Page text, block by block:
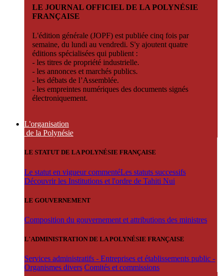
LE JOURNAL OFFICIEL DE LA POLYNÉSIE
FRANÇAISE
L'édition générale (JOPF) est publiée cinq fois par
semaine, du lundi au vendredi. S'y ajoutent quatre
éditions spécialisées qui publient :
- les titres de propriété industrielle.
- les annonces et marchés publics.
- les débats de l’Assemblée.
- les empreintes numériques des documents signés
électroniquement.
L'organisation
de la Polynésie
LE STATUT DE LA POLYNÉSIE FRANÇAISE
Le statut en vigueur commentéLes statuts successifs
Découvrir les Institutions et l'ordre de Tahiti Nui
LE GOUVERNEMENT
Composition du gouvernement et attributions des ministres
L'ADMINISTRATION DE LA POLYNÉSIE FRANÇAISE
Services administratifs - Entreprises et établissements public -
Organismes divers Comités et commissions